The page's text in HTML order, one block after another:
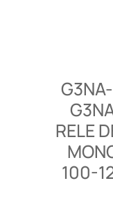
RELE
100-